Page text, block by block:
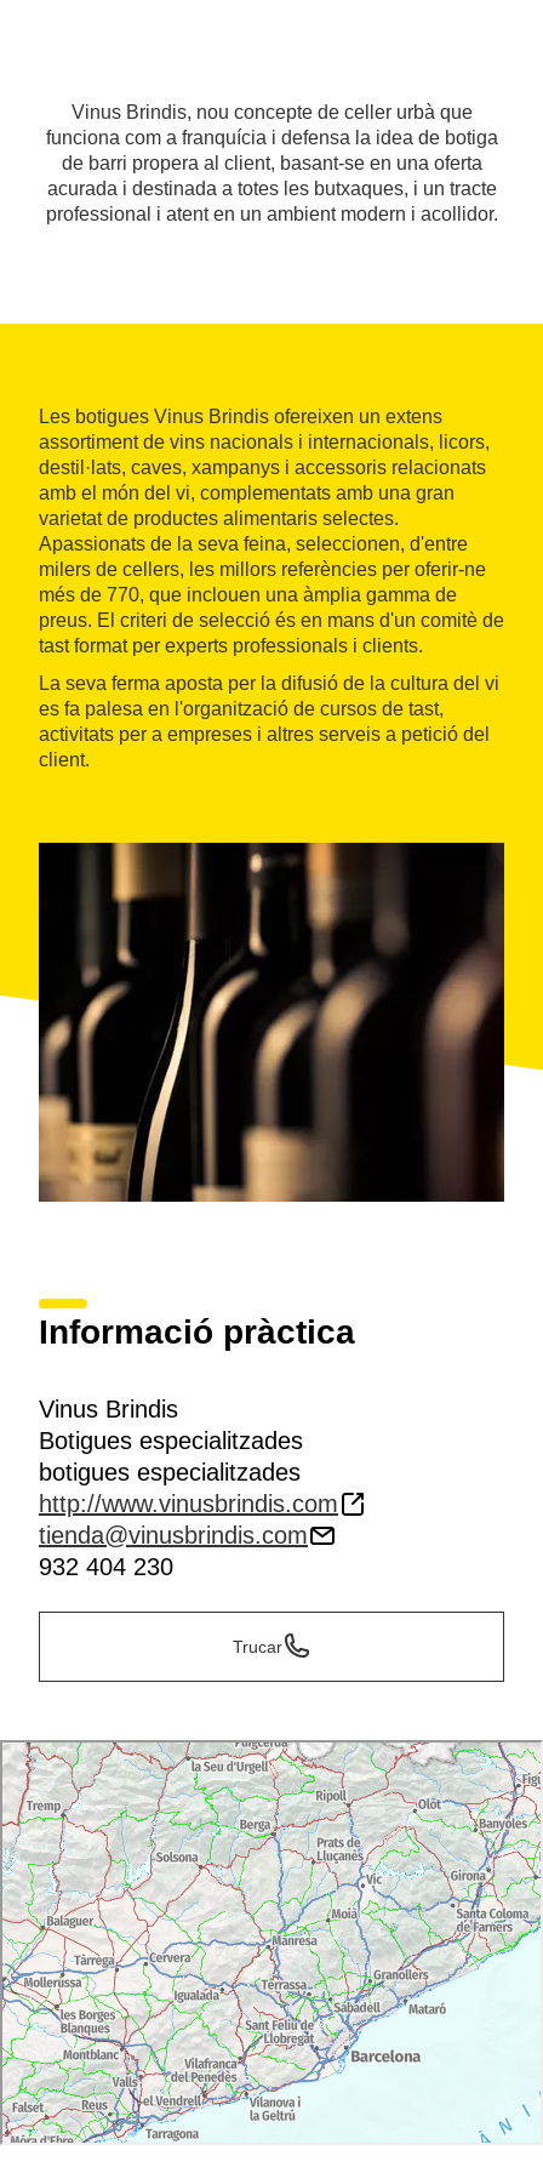
Vinus Brindis, nou concepte de celler urbà que
funciona com a franquícia i defensa la idea de botiga
de barri propera al client, basant-se en una oferta
acurada i destinada a totes les butxaques, i un tracte
professional i atent en un ambient modern i acollidor.
Les botigues Vinus Brindis ofereixen un extens
assortiment de vins nacionals i internacionals, licors,
destil·lats, caves, xampanys i accessoris relacionats
amb el món del vi, complementats amb una gran
varietat de productes alimentaris selectes.
Apassionats de la seva feina, seleccionen, d'entre
milers de cellers, les millors referències per oferir-ne
més de 770, que inclouen una àmplia gamma de
preus. El criteri de selecció és en mans d'un comitè de
tast format per experts professionals i clients.
La seva ferma aposta per la difusió de la cultura del vi
es fa palesa en l'organització de cursos de tast,
activitats per a empreses i altres serveis a petició del
client.
Informació pràctica
Vinus Brindis
Botigues especialitzades
botigues especialitzades
http://www.vinusbrindis.com
tienda@vinusbrindis.com
932 404 230
Trucar